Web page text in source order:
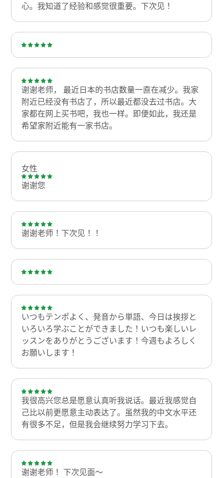
心。我知道了经验和感觉很重要。下次见！
谢谢老师， 最近日本的书店数量一直在减少。我家
附近已经没有书店了，所以最近都没去过书店。大
家都在网上买书吧，我也一样。即便如此，我还是
希望家附近能有一家书店。
女性
谢谢您
谢谢老师！下次见！！
いつもテンポよく、発音から単語、今日は挨拶と
いろいろ学ぶことができました！いつも楽しいレ
ッスンをありがとうございます！今週もよろしく
お願いします！
我很高兴您总是愿意认真听我说话。最近我感觉自
己比以前更愿意主动表达了。虽然我的中文水平还
有很多不足，但是我会继续努力学习下去。
谢谢老师！ 下次见面〜